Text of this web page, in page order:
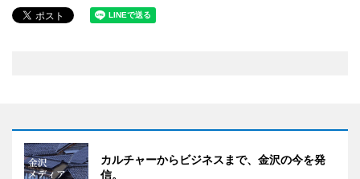
カルチャーからビジネスまで、金沢の今を発
信。